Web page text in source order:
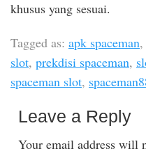
khusus yang sesuai.
Tagged as: apk spaceman,
slot, prekdisi spaceman,
spaceman slot,
Leave a Reply
Your email address will